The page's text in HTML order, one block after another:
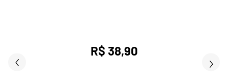
R$ 38,90